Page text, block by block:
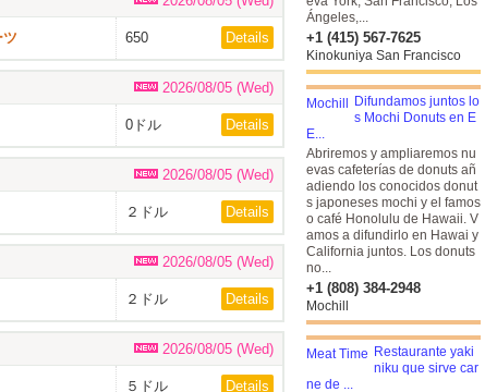
650 Details
2026/08/05 (Wed)
0ドル Details
2026/08/05 (Wed)
２ドル Details
2026/08/05 (Wed)
２ドル Details
2026/08/05 (Wed)
５ドル Details
Ángeles,...
+1 (415) 567-7625
Kinokuniya San Francisco
Difundamos juntos lo
s Mochi Donuts en E
E...
Abriremos y ampliaremos nu
evas cafeterías de donuts añ
adiendo los conocidos donut
s japoneses mochi y el famos
o café Honolulu de Hawaii. V
amos a difundirlo en Hawai y
California juntos. Los donuts
no...
+1 (808) 384-2948
Mochill
Restaurante yaki
niku que sirve car
ne de ...